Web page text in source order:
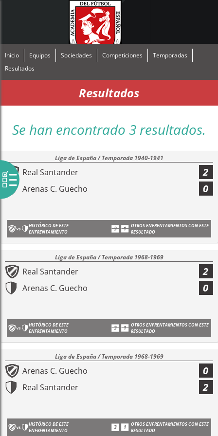
Inicio Equipos Sociedades Competiciones
Temporadas
Resultados
Resultados
Se han encontrado 3 resultados.
Liga de España / Temporada 1940-1941
Real Santander 2
Arenas C. Guecho 0
HISTÓRICO DE ESTE
ENFRENTAMIENTO
OTROS ENFRENTAMIENTOS CON ESTE
RESULTADO
Liga de España / Temporada 1968-1969
Real Santander 2
Arenas C. Guecho 0
HISTÓRICO DE ESTE
ENFRENTAMIENTO
OTROS ENFRENTAMIENTOS CON ESTE
RESULTADO
Liga de España / Temporada 1968-1969
Arenas C. Guecho 0
Real Santander 2
HISTÓRICO DE ESTE
ENFRENTAMIENTO
OTROS ENFRENTAMIENTOS CON ESTE
RESULTADO